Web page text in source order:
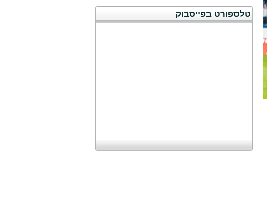
טלספורט בפייסבוק